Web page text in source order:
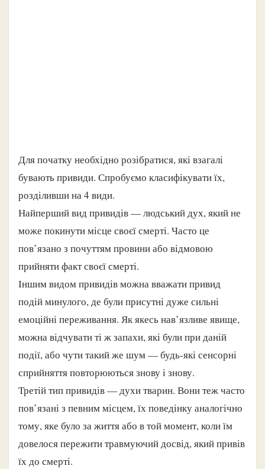
Для початку необхідно розібратися, які взагалі
бувають привиди. Спробуємо класифікувати їх,
розділивши на 4 види.
Найперший вид привидів — людський дух, який не
може покинути місце своєї смерті. Часто це
пов’язано з почуттям провини або відмовою
прийняти факт своєї смерті.
Іншим видом привидів можна вважати привид
подій минулого, де були присутні дуже сильні
емоційні переживання. Як якесь нав’язливе явище,
можна відчувати ті ж запахи, які були при даній
події, або чути такий же шум — будь-які сенсорні
сприйняття повторюються знову і знову.
Третій тип привидів — духи тварин. Вони теж часто
пов’язані з певним місцем, їх поведінку аналогічно
тому, яке було за життя або в той момент, коли їм
довелося пережити травмуючий досвід, який привів
їх до смерті.